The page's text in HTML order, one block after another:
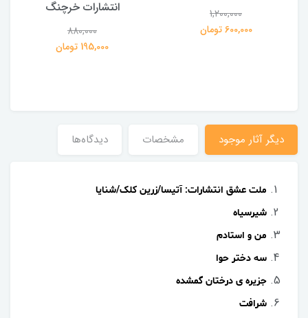
1,200,000
600,000 تومان
انتشارات خرچنگ
880,000
195,000 تومان
دیگر آثار موجود مشخصات دیدگاه‌ها
ملت عشق انتشارات: آتیسا/زرین کلک/شنایا
شیرسیاه
من و استادم
سه دختر حوا
جزیره ی درختان گمشده
شرافت